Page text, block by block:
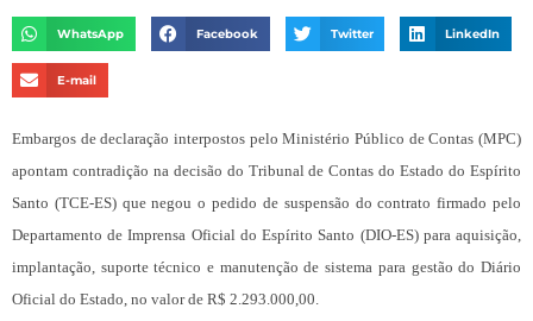
WhatsApp Facebook Twitter LinkedIn
E-mail
Embargos de declaração interpostos pelo Ministério Público de Contas (MPC)
apontam contradição na decisão do Tribunal de Contas do Estado do Espírito
Santo (TCE-ES) que negou o pedido de suspensão do contrato firmado pelo
Departamento de Imprensa Oficial do Espírito Santo (DIO-ES) para aquisição,
implantação, suporte técnico e manutenção de sistema para gestão do Diário
Oficial do Estado, no valor de R$ 2.293.000,00.